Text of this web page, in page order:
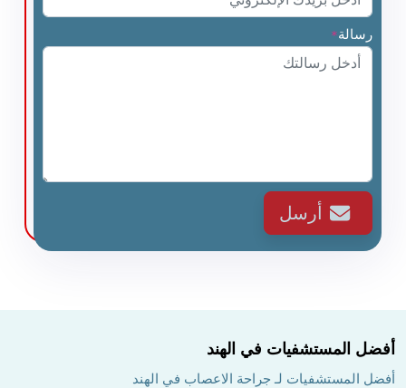
رسالة*
أرسل
أفضل المستشفيات في الهند
أفضل المستشفيات لـ جراحة الاعصاب في الهند